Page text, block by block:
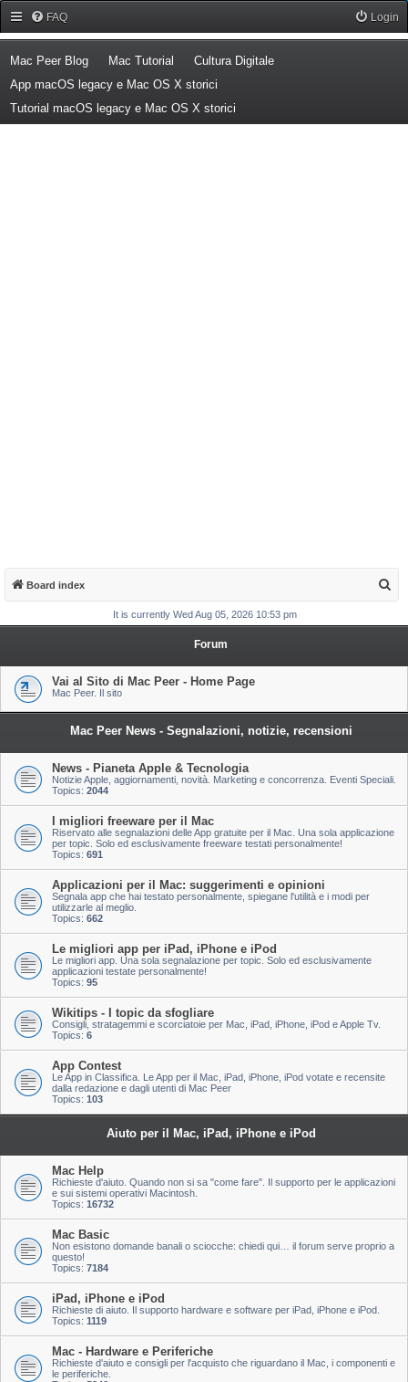
FAQ Login
Mac Peer Blog(Opens a new tab)
Mac Tutorial (Opens a new tab)
Cultura Digitale(Opens a new tab)
App macOS legacy e Mac OS X storici
Tutorial macOS legacy e Mac OS X storici
Board index
a
It is currently Wed Aug 05, 2026 10:53 pm
Forum
Vai al Sito di Mac Peer - Home Page
Mac Peer. Il sito
Mac Peer News - Segnalazioni, notizie, recensioni
News - Pianeta Apple & Tecnologia
Notizie Apple, aggiornamenti, novità. Marketing e concorrenza. Eventi Speciali.
Topics: 2044
I migliori freeware per il Mac
Riservato alle segnalazioni delle App gratuite per il Mac. Una sola applicazione
per topic. Solo ed esclusivamente freeware testati personalmente!
Topics: 691
Applicazioni per il Mac: suggerimenti e opinioni
Segnala app che hai testato personalmente, spiegane l'utilità e i modi per
utilizzarle al meglio.
Topics: 662
Le migliori app per iPad, iPhone e iPod
Le migliori app. Una sola segnalazione per topic. Solo ed esclusivamente
applicazioni testate personalmente!
Topics: 95
Wikitips - I topic da sfogliare
Consigli, stratagemmi e scorciatoie per Mac, iPad, iPhone, iPod e Apple Tv.
Topics: 6
App Contest
Le App in Classifica. Le App per il Mac, iPad, iPhone, iPod votate e recensite
dalla redazione e dagli utenti di Mac Peer
Topics: 103
Aiuto per il Mac, iPad, iPhone e iPod
Mac Help
Richieste d'aiuto. Quando non si sa "come fare". Il supporto per le applicazioni
e sui sistemi operativi Macintosh.
Topics: 16732
Mac Basic
Non esistono domande banali o sciocche: chiedi qui… il forum serve proprio a
questo!
Topics: 7184
iPad, iPhone e iPod
Richieste di aiuto. Il supporto hardware e software per iPad, iPhone e iPod.
Topics: 1119
Mac - Hardware e Periferiche
Richieste d'aiuto e consigli per l'acquisto che riguardano il Mac, i componenti e
le periferiche.